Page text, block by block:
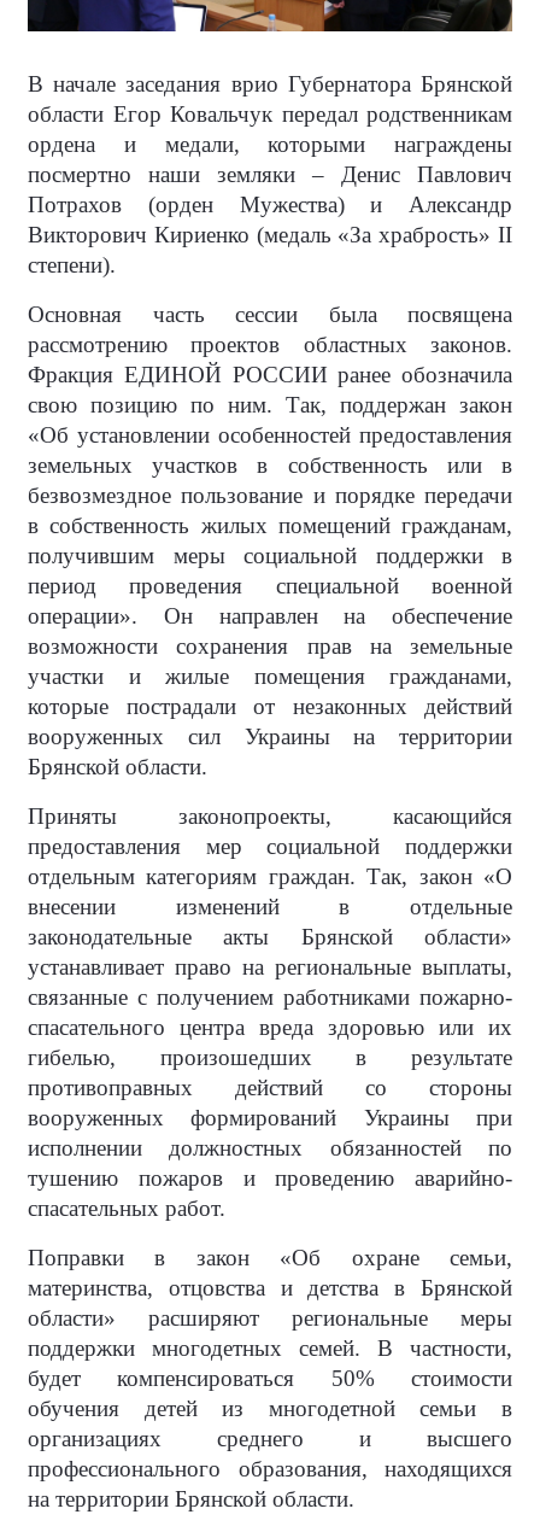
В начале заседания врио Губернатора Брянской
области Егор Ковальчук передал родственникам
ордена и медали, которыми награждены
посмертно наши земляки – Денис Павлович
Потрахов (орден Мужества) и Александр
Викторович Кириенко (медаль «За храбрость» II
степени).
Основная часть сессии была посвящена
рассмотрению проектов областных законов.
Фракция ЕДИНОЙ РОССИИ ранее обозначила
свою позицию по ним. Так, поддержан закон
«Об установлении особенностей предоставления
земельных участков в собственность или в
безвозмездное пользование и порядке передачи
в собственность жилых помещений гражданам,
получившим меры социальной поддержки в
период проведения специальной военной
операции». Он направлен на обеспечение
возможности сохранения прав на земельные
участки и жилые помещения гражданами,
которые пострадали от незаконных действий
вооруженных сил Украины на территории
Брянской области.
Приняты законопроекты, касающийся
предоставления мер социальной поддержки
отдельным категориям граждан. Так, закон «О
внесении изменений в отдельные
законодательные акты Брянской области»
устанавливает право на региональные выплаты,
связанные с получением работниками пожарно-
спасательного центра вреда здоровью или их
гибелью, произошедших в результате
противоправных действий со стороны
вооруженных формирований Украины при
исполнении должностных обязанностей по
тушению пожаров и проведению аварийно-
спасательных работ.
Поправки в закон «Об охране семьи,
материнства, отцовства и детства в Брянской
области» расширяют региональные меры
поддержки многодетных семей. В частности,
будет компенсироваться 50% стоимости
обучения детей из многодетной семьи в
организациях среднего и высшего
профессионального образования, находящихся
на территории Брянской области.